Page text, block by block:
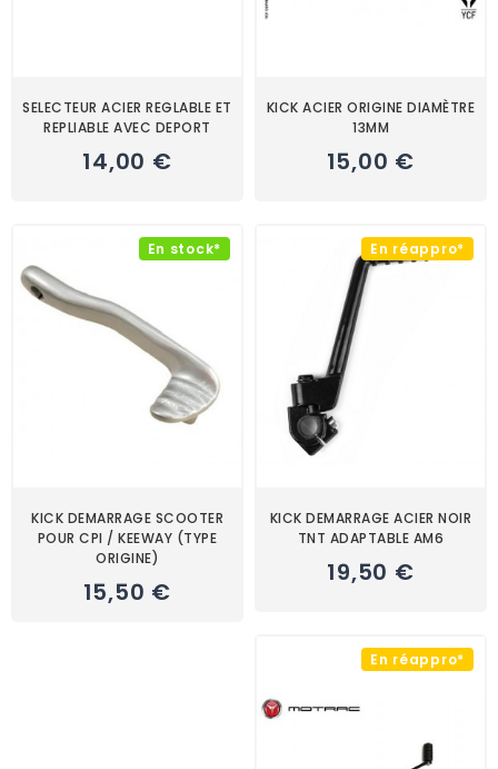
SELECTEUR ACIER REGLABLE ET
REPLIABLE AVEC DEPORT
14,00 €
KICK ACIER ORIGINE DIAMÈTRE
13MM
15,00 €
En stock*
KICK DEMARRAGE SCOOTER
POUR CPI / KEEWAY (TYPE
ORIGINE)
15,50 €
En réappro*
KICK DEMARRAGE ACIER NOIR
TNT ADAPTABLE AM6
19,50 €
En réappro*